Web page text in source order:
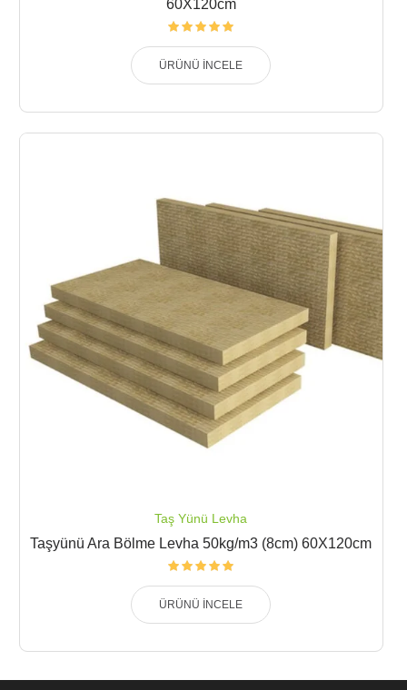
60X120cm
ÜRÜNÜ İNCELE
Taş Yünü Levha
Taşyünü Ara Bölme Levha 50kg/m3 (8cm) 60X120cm
ÜRÜNÜ İNCELE